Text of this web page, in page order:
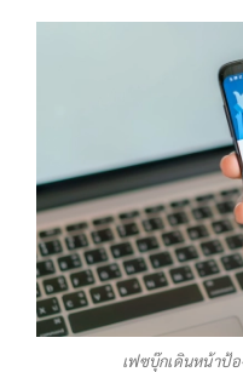
เฟซบุ๊กเดินหน้าป้